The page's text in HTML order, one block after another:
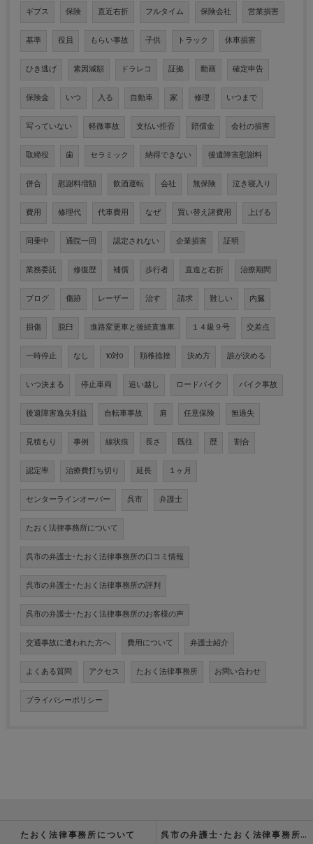
ギブス 保険 直近右折 フルタイム 保険会社 営業損害
基準 役員 もらい事故 子供 トラック 休車損害
ひき逃げ 素因減額 ドラレコ 証拠 動画 確定申告
保険金 いつ 入る 自動車 家 修理 いつまで
写っていない 軽微事故 支払い拒否 賠償金 会社の損害
取締役 歯 セラミック 納得できない 後遺障害慰謝料
併合 慰謝料増額 飲酒運転 会社 無保険 泣き寝入り
費用 修理代 代車費用 なぜ 買い替え諸費用 上げる
同乗中 通院一回 認定されない 企業損害 証明
業務委託 修復歴 補償 歩行者 直進と右折 治療期間
ブログ 傷跡 レーザー 治す 請求 難しい 内臓
損傷 脱臼 進路変更車と後続直進車 １４級９号 交差点
一時停止 なし 10対0 頚椎捻挫 決め方 誰が決める
いつ決まる 停止車両 追い越し ロードバイク バイク事故
後遺障害逸失利益 自転車事故 肩 任意保険 無過失
見積もり 事例 線状痕 長さ 既往 歴 割合
認定率 治療費打ち切り 延長 １ヶ月
センターラインオーバー 呉市 弁護士
たおく法律事務所について
呉市の弁護士･たおく法律事務所の口コミ情報
呉市の弁護士･たおく法律事務所の評判
呉市の弁護士･たおく法律事務所のお客様の声
交通事故に遭われた方へ 費用について 弁護士紹介
よくある質問 アクセス たおく法律事務所 お問い合わせ
プライバシーポリシー
たおく法律事務所について 呉市の弁護士･たおく法律事務所の強み